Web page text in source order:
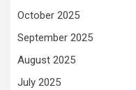
October 2025
September 2025
August 2025
July 2025